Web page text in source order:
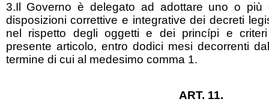
3.Il Governo è delegato ad adottare uno o più
disposizioni correttive e integrative dei decreti
nel rispetto degli oggetti e dei princípi e
presente articolo, entro dodici mesi decorrenti
termine di cui al medesimo comma 1.
ART. 11.